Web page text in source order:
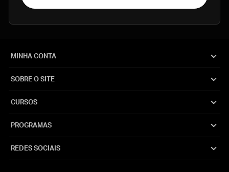
MINHA CONTA
SOBRE O SITE
CURSOS
PROGRAMAS
REDES SOCIAIS